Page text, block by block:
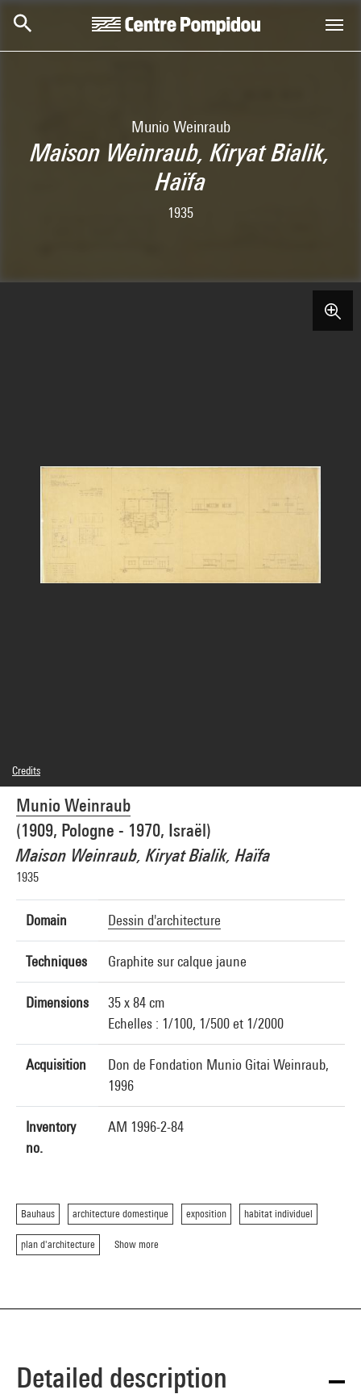
Munio Weinraub
Maison Weinraub, Kiryat Bialik,
Haïfa
1935
Munio Weinraub
(1909, Pologne - 1970, Israël)
Maison Weinraub, Kiryat Bialik, Haïfa
1935
Domain Dessin d'architecture
Techniques Graphite sur calque jaune
Dimensions
35 x 84 cm
Echelles : 1/100, 1/500 et 1/2000
Acquisition
Don de Fondation Munio Gitai Weinraub,
1996
Inventory
no.
AM 1996-2-84
Bauhaus architecture domestique exposition habitat individuel
plan d'architecture Show more
Credits
© Fondation Gitai
Photo credits : Centre Pompidou, MNAM-CCI/Philippe Migeat/Dist. GrandPalaisRmn
Image reference : 4F31588 [1996 CX 3018]
Image presentation : GrandPalaisRmnPhoto
Detailed description